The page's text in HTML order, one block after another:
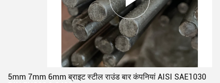
5mm 7mm 6mm ब्राइट स्टील राउंड बार कंपनियां AISI SAE1030